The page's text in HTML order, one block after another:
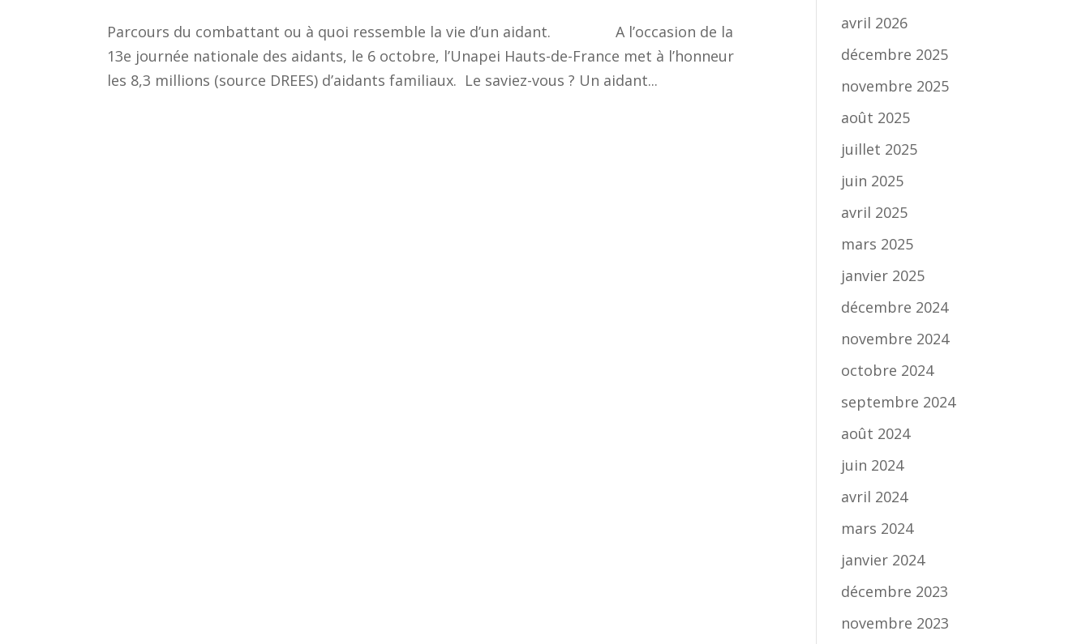
Parcours du combattant ou à quoi ressemble la vie d’un aidant. A l’occasion de la
13e journée nationale des aidants, le 6 octobre, l’Unapei Hauts-de-France met à l’honneur
les 8,3 millions (source DREES) d’aidants familiaux. Le saviez-vous ? Un aidant...
avril 2026
décembre 2025
novembre 2025
août 2025
juillet 2025
juin 2025
avril 2025
mars 2025
janvier 2025
décembre 2024
novembre 2024
octobre 2024
septembre 2024
août 2024
juin 2024
avril 2024
mars 2024
janvier 2024
décembre 2023
novembre 2023